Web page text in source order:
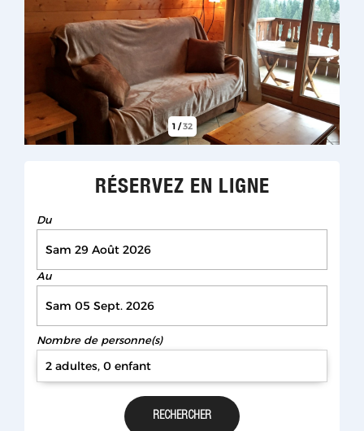
1/32
RÉSERVEZ EN LIGNE
Du
Au
Nombre de personne(s)
2 adultes, 0 enfant